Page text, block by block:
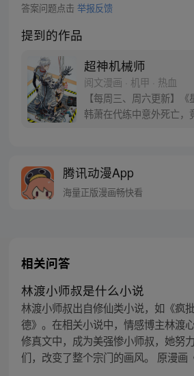
答案问题点击 举报反馈
提到的作品
超神机械师
阅文漫画 · 机甲 · 热血
【每周三、周六更新】
韩萧在代练中意外死亡，
心修炼。熟知游戏多个版
他，誓要在新的世界中，
腾讯动漫App
海量正版漫画畅快看
相关问答
林渡小师叔是什么小说
林渡小师叔出自修仙类小说，如《疯
德》。在相关小说中，情感博主林渡
修真文中，成为美强惨小师叔，她努
们，改变了整个宗门的画风。 原漫画